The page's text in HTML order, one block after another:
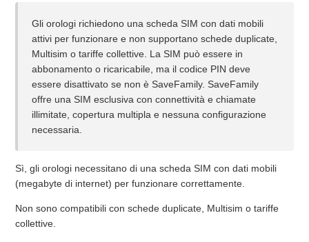
Cosa fare se non ricevo l'email di attivazione?
C'è un vincolo di permanenza o un impegno contrattuale?
La SIM ha il roaming?
Quanto tempo ci vuole per l'attivazione della SIM dopo
Cosa include il servizio di connettività?
Come attivo la SIM?
Gli orologi richiedono una scheda SIM con dati mobili
attivi per funzionare e non supportano schede duplicate,
Multisim o tariffe collettive. La SIM può essere in
abbonamento o ricaricabile, ma il codice PIN deve
essere disattivato se non è SaveFamily. SaveFamily
offre una SIM esclusiva con connettività e chiamate
illimitate, copertura multipla e nessuna configurazione
necessaria.
Sì, gli orologi necessitano di una scheda SIM con dati mobili
(megabyte di internet) per funzionare correttamente.
Non sono compatibili con schede duplicate, Multisim o tariffe
collettive.